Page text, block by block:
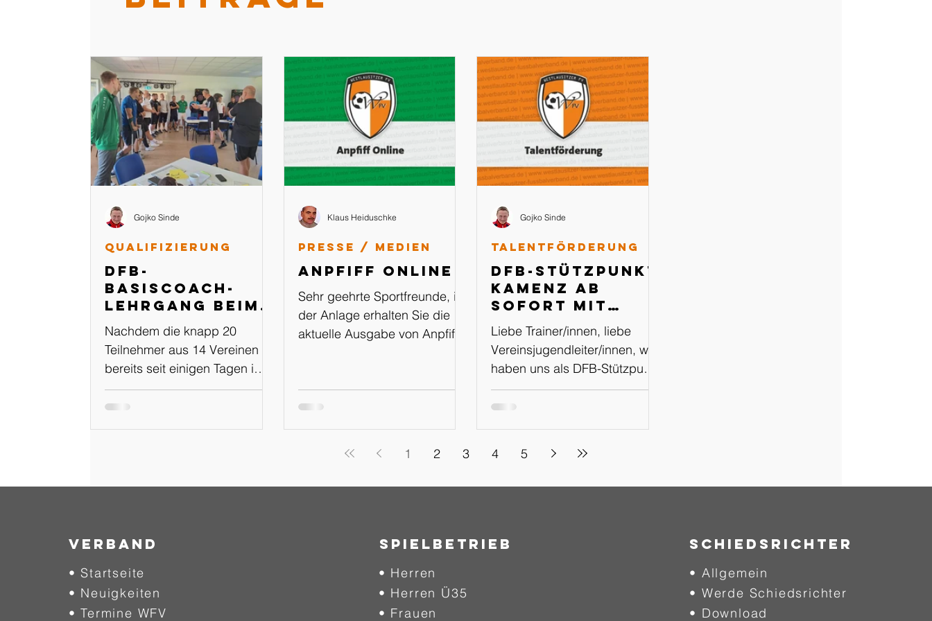
DFB-
Basiscoach-
Lehrgang beim
SV Oberland
Spree
Nachdem die knapp 20
Teilnehmer aus 14 Vereinen
bereits seit einigen Tagen im
online-Campus die ersten
Voraufgaben erledigen
dem Basis-TR-Lehrgang beim
Frühjahr sind diese Tage Teil
des mittlerweile zweiten DFB-
Basiscoach-Lehrgangs im
Qualifizierung
Gojko Sinde
Anpfiff Online
Sehr geehrte Sportfreunde, in
der Anlage erhalten Sie die
aktuelle Ausgabe von Anpfiff
Presse / Medien
Klaus Heiduschke
DFB-Stützpunkt
Kamenz ab
sofort mit
WhatsApp
Kanal
Liebe Trainer/innen, liebe
Vereinsjugendleiter/innen, wir
haben uns als DFB-Stützpunkt
Kamenz für den Schritt
entscheiden, in Zukunft über
Plattformen Instagram und
neue Weg soll mehr
Talentförderung
Gojko Sinde
1 2 3 4 5
Verband
• Startseite
• Neuigkeiten
• Termine WFV
SPIELBETRIEB
• Herren
• Herren Ü35
• Frauen
SCHIEDSRICHTER
• Allgemein
• Werde Schiedsrichter
• Download